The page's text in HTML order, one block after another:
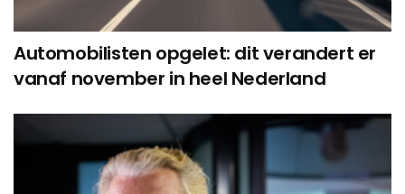
Automobilisten opgelet: dit verandert er
vanaf november in heel Nederland